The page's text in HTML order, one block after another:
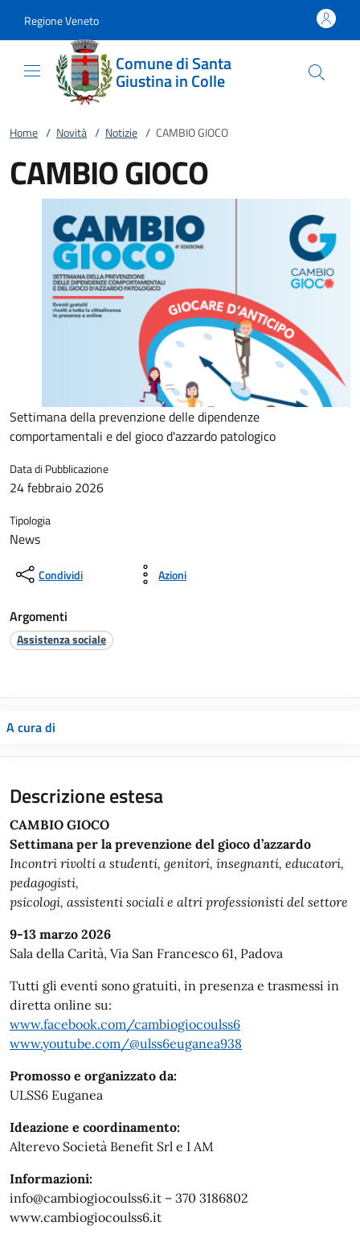
Regione Veneto
Comune di Santa
Giustina in Colle
Home / Novità / Notizie / CAMBIO GIOCO
CAMBIO GIOCO
Settimana della prevenzione delle dipendenze
comportamentali e del gioco d'azzardo patologico
Data di Pubblicazione
24 febbraio 2026
Tipologia
News
Condividi Azioni
Argomenti
Assistenza sociale
A cura di
Descrizione estesa
CAMBIO GIOCO
Settimana per la prevenzione del gioco d’azzardo
Incontri rivolti a studenti, genitori, insegnanti, educatori,
pedagogisti,
psicologi, assistenti sociali e altri professionisti del settore
9-13 marzo 2026
Sala della Carità, Via San Francesco 61, Padova
Tutti gli eventi sono gratuiti, in presenza e trasmessi in
diretta online su:
www.facebook.com/cambiogiocoulss6
www.youtube.com/@ulss6euganea938
Promosso e organizzato da:
ULSS6 Euganea
Ideazione e coordinamento:
Alterevo Società Benefit Srl e I AM
Informazioni:
info@cambiogiocoulss6.it – 370 3186802
www.cambiogiocoulss6.it